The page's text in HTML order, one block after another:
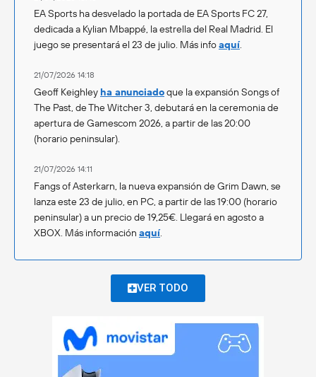
EA Sports ha desvelado la portada de EA Sports FC 27,
dedicada a Kylian Mbappé, la estrella del Real Madrid. El
juego se presentará el 23 de julio. Más infoaquí.
21/07/2026 14:18
Geoff Keighley ha anunciadoque la expansión Songs of
The Past, de The Witcher 3, debutará en la ceremonia de
apertura de Gamescom 2026, a partir de las 20:00
(horario peninsular).
21/07/2026 14:11
Fangs of Asterkarn, la nueva expansión de Grim Dawn, se
lanza este 23 de julio, en PC, a partir de las 19:00 (horario
peninsular) a un precio de 19,25€. Llegará en agosto a
XBOX. Más información aquí.
VER TODO